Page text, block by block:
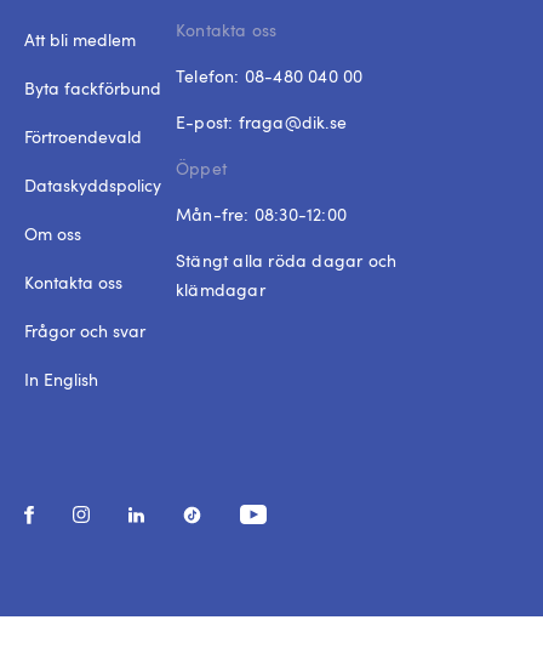
Att bli medlem
Byta fackförbund
Förtroendevald
Dataskyddspolicy
Om oss
Kontakta oss
Frågor och svar
In English
Kontakta oss
Telefon: 08-480 040 00
E-post: fraga@dik.se
Öppet
Mån-fre: 08:30-12:00
Stängt alla röda dagar och
klämdagar